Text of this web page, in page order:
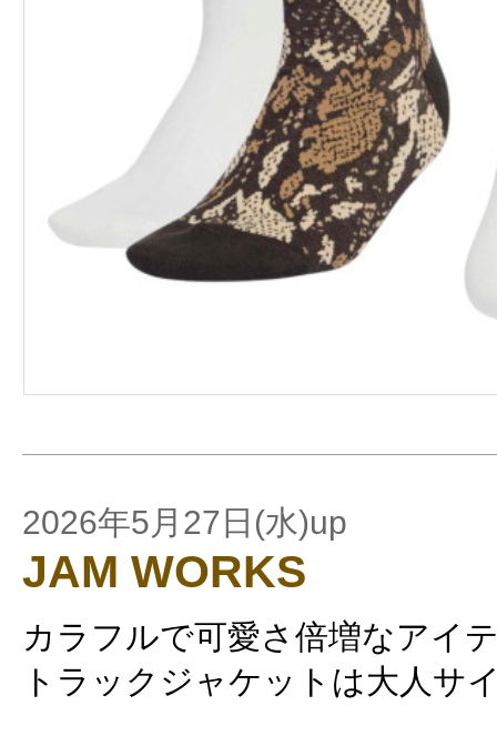
2026年5月27日(水)up
JAM WORKS
カラフルで可愛さ倍増なアイ
トラックジャケットは大人サ